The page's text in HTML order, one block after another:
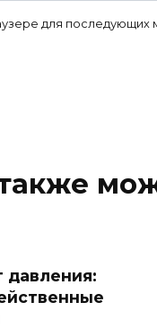
для последующих
давления: